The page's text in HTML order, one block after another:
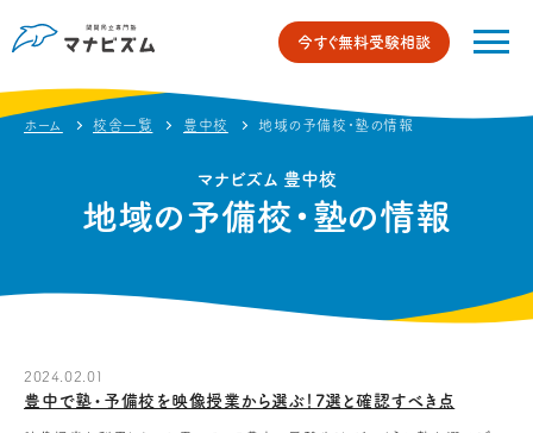
今すぐ無料受験相談
ホーム 校舎一覧 豊中校 地域の予備校・塾の情報
マナビズム 豊中校
地域の予備校・塾の情報
2024.02.01
豊中で塾・予備校を映像授業から選ぶ！7選と確認すべき点